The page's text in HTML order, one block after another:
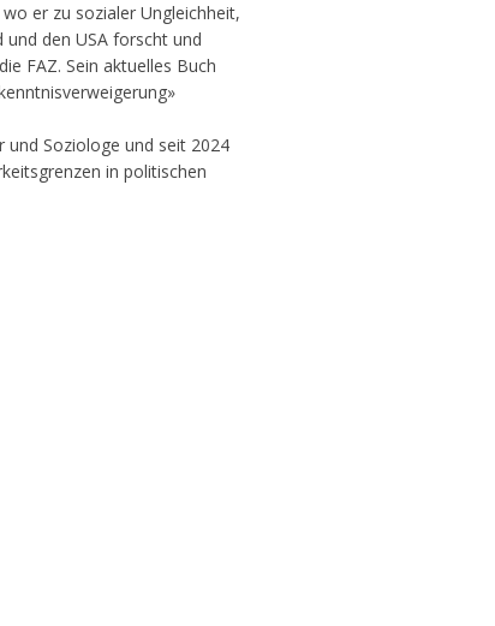
er zu sozialer Ungleichheit,
den USA forscht und
FAZ. Sein aktuelles Buch
und Soziologe und seit 2024
in politischen